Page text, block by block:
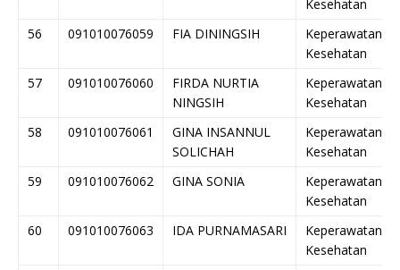
Kesehatan
56
091010076059 FIA DININGSIH
Keperawatan
Kesehatan
57
091010076060
FIRDA NURTIA
NINGSIH
Keperawatan
Kesehatan
58
091010076061
GINA INSANNUL
SOLICHAH
Keperawatan
Kesehatan
59
091010076062 GINA SONIA
Keperawatan
Kesehatan
60
091010076063 IDA PURNAMASARI
Keperawatan
Kesehatan